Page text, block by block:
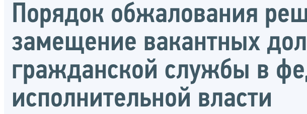
Порядок обжалования
замещение вакантных
гражданской службы в
исполнительной власти